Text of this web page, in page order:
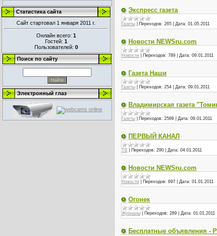
Статистика сайта
Сайт стартовал 1 января 2011 г.
Онлайн всего: 1
Гостей: 1
Пользователей: 0
Поиск по сайту
Электронный глаз
Экспресс газета
Газеты Переходов: 265 Дата: 01.05.2011
Новости NEWSru.com
Новости Переходов: 789 Дата: 09.01.2011
Газета Наши
Газеты Переходов: 254 Дата: 09.01.2011
Владимирская газета
Газеты Переходов: 2589 Дата: 09.01.2011
ПЕРВЫЙ КАНАЛ
ТВ Переходов: 290 Дата: 04.01.2011
Новости NEWSru.com
Новости Переходов: 697 Дата: 01.01.2011
Огонек
Журналы Переходов: 289 Дата: 01.01.2011
Бесплатные объявления -